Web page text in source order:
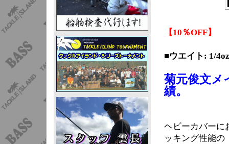
【10％OFF】
■ウエイト: 1/
菊元俊文メ
績。
ヘビーカバーに
ッキング性能の